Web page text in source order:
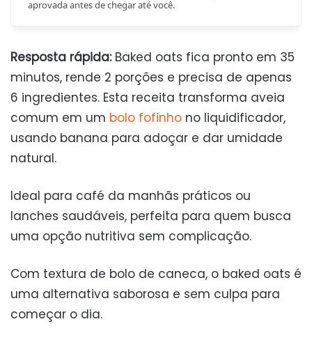
aprovada antes de chegar até você.
Resposta rápida:Baked oats fica pronto em 35
minutos, rende 2 porções e precisa de apenas
6 ingredientes. Esta receita transforma aveia
comum em um bolo fofinho no liquidificador,
usando banana para adoçar e dar umidade
natural.
Ideal para café da manhãs práticos ou
lanches saudáveis, perfeita para quem busca
uma opção nutritiva sem complicação.
Com textura de bolo de caneca, o baked oats é
uma alternativa saborosa e sem culpa para
começar o dia.